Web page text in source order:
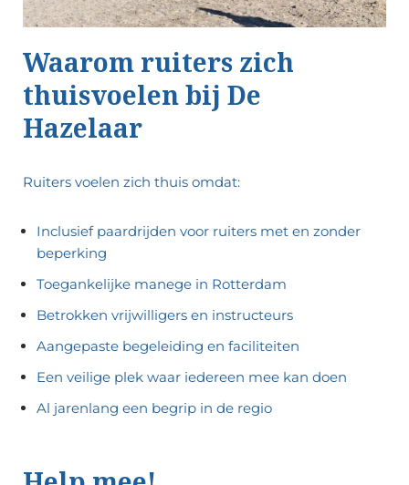
Waarom ruiters zich
thuisvoelen bij De
Hazelaar
Ruiters voelen zich thuis omdat:
Inclusief paardrijden voor ruiters met en zonder
beperking
Toegankelijke manege in Rotterdam
Betrokken vrijwilligers en instructeurs
Aangepaste begeleiding en faciliteiten
Een veilige plek waar iedereen mee kan doen
Al jarenlang een begrip in de regio